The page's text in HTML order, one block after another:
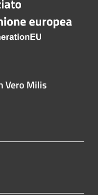
Vero Milis